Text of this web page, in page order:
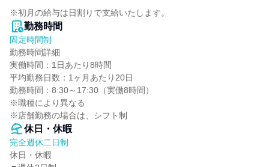
※初月の給与は日割りで支給いたします。
勤務時間
固定時間制
勤務時間詳細
実働時間：1日あたり8時間
平均勤務日数：1ヶ月あたり20日
勤務時間：8:30～17:30（実働8時間）
※職種により異なる
※店舗勤務の場合は、シフト制
休日・休暇
完全週休二日制
休日・休暇